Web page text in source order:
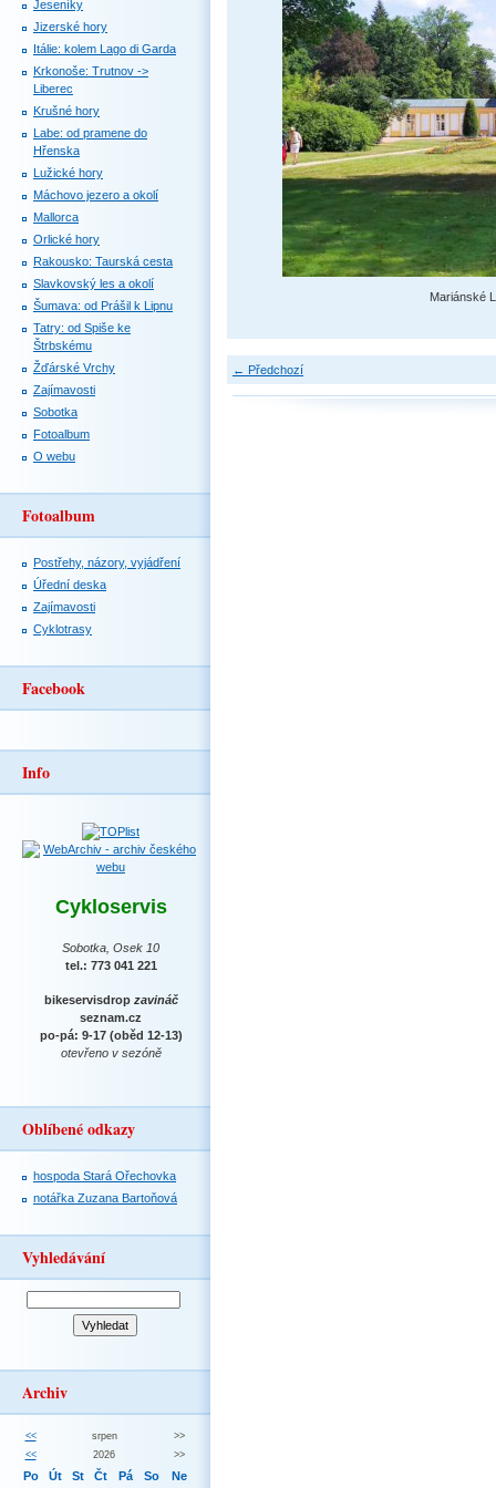
Mariánské
← Předchozí
Jeseníky
Jizerské hory
Itálie: kolem Lago di Garda
Krkonoše: Trutnov ->
Liberec
Krušné hory
Labe: od pramene do
Hřenska
Lužické hory
Máchovo jezero a okolí
Mallorca
Orlické hory
Rakousko: Taurská cesta
Slavkovský les a okolí
Šumava: od Prášil k Lipnu
Tatry: od Spiše ke
Štrbskému
Žďárské Vrchy
Zajímavosti
Sobotka
Fotoalbum
O webu
Fotoalbum
Postřehy, názory, vyjádření
Úřední deska
Zajímavosti
Cyklotrasy
Facebook
Info
Cykloservis
Sobotka, Osek 10
tel.: 773 041 221
bikeservisdrop zavináč
seznam.cz
po-pá: 9-17 (oběd 12-13)
otevřeno v sezóně
Oblíbené odkazy
hospoda Stará Ořechovka
notářka Zuzana Bartoňová
Vyhledávání
Archiv
<< srpen
>>
<<
2026 >>
Po Út St Čt Pá So Ne